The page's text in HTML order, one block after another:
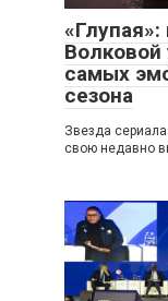
самых
сезона
Звезда
свою недавно